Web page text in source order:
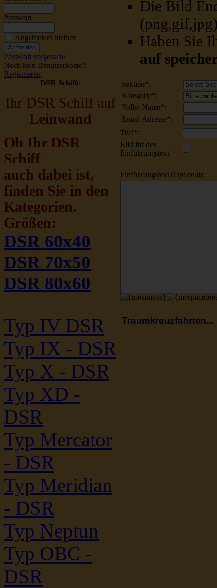
Passwort
Angemeldet bleiben
Passwort vergessen?
Noch kein Benutzerkonto?
Registrieren
DSR Schiffe
Ihr DSR Schiff auf
Leinwand
Ob Ihr DSR
Schiff
auch dabei ist,
finden Sie in den
Kategorien.
Größen:
DSR 60x40
DSR 70x50
DSR 80x60
Typ IV DSR
Typ IX - DSR
Typ X - DSR
Typ XD -
DSR
Typ Mercator
- DSR
Typ Meridian
- DSR
Typ Neptun
Typ OBC -
DSR
Die Bild
(png,gif,jpg)
Haben Sie
auf
Sektion*:
Kategorie*:
Voller Name*:
Email-Adresse*:
Titel*:
Bild für den
Einführungstext:
Einführungstext (Optional):
Traumkreuzfahrten...